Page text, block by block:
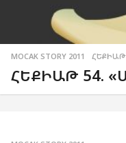
MOCAK STORY 2011 ,
ՀԵՔԻԱԹ 54.